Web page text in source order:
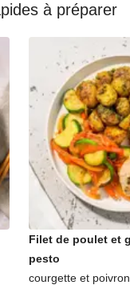
à préparer
Filet de poulet et
pesto
courgette et poivron